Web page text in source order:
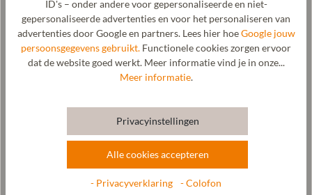
Wol & grondstoffen
ID's – onder andere voor gepersonaliseerde en niet-
gepersonaliseerde advertenties en voor het personaliseren van
advertenties door Google en partners. Lees hier hoeGoogle jouw
persoonsgegevens gebruikt. Functionele cookies zorgen ervoor
dat de website goed werkt. Meer informatie vind je in onze...
Meer informatie.
Privacyinstellingen
Alle cookies accepteren
- Privacyverklaring - Colofon